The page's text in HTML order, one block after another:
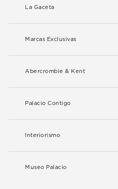
La Gaceta
Marcas Exclusivas
Abercrombie & Kent
Palacio Contigo
Interiorismo
Museo Palacio